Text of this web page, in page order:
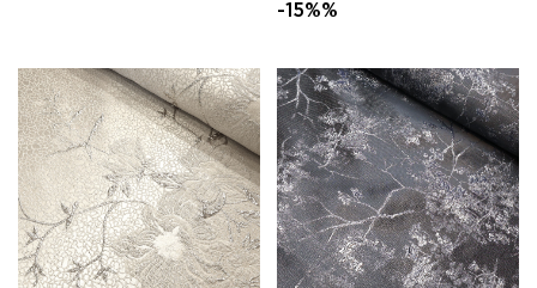
5.100,00 RSD.
-15%%